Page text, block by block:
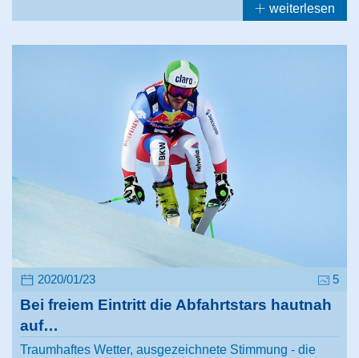
weiterlesen
2020/01/23 5
Bei freiem Eintritt die Abfahrtstars hautnah
auf…
Traumhaftes Wetter, ausgezeichnete Stimmung - die